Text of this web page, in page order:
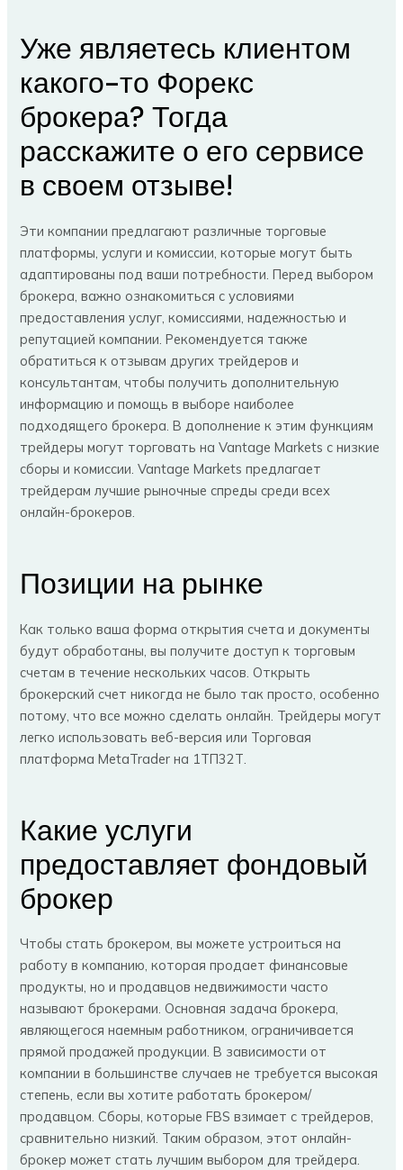
Уже являетесь клиентом
какого-то Форекс
брокера? Тогда
расскажите о его сервисе
в своем отзыве!
Эти компании предлагают различные торговые
платформы, услуги и комиссии, которые могут быть
адаптированы под ваши потребности. Перед выбором
брокера, важно ознакомиться с условиями
предоставления услуг, комиссиями, надежностью и
репутацией компании. Рекомендуется также
обратиться к отзывам других трейдеров и
консультантам, чтобы получить дополнительную
информацию и помощь в выборе наиболее
подходящего брокера. В дополнение к этим функциям
трейдеры могут торговать на Vantage Markets с низкие
сборы и комиссии. Vantage Markets предлагает
трейдерам лучшие рыночные спреды среди всех
онлайн-брокеров.
Позиции на рынке
Как только ваша форма открытия счета и документы
будут обработаны, вы получите доступ к торговым
счетам в течение нескольких часов. Открыть
брокерский счет никогда не было так просто, особенно
потому, что все можно сделать онлайн. Трейдеры могут
легко использовать веб-версия или Торговая
платформа MetaTrader на 1ТП32Т.
Какие услуги
предоставляет фондовый
брокер
Чтобы стать брокером, вы можете устроиться на
работу в компанию, которая продает финансовые
продукты, но и продавцов недвижимости часто
называют брокерами. Основная задача брокера,
являющегося наемным работником, ограничивается
прямой продажей продукции. В зависимости от
компании в большинстве случаев не требуется высокая
степень, если вы хотите работать брокером/
продавцом. Сборы, которые FBS взимает с трейдеров,
сравнительно низкий. Таким образом, этот онлайн-
брокер может стать лучшим выбором для трейдера.